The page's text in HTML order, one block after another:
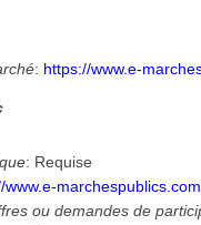
: https://www.e-
: Requise
www.e-marchespublics.com
ou demandes de